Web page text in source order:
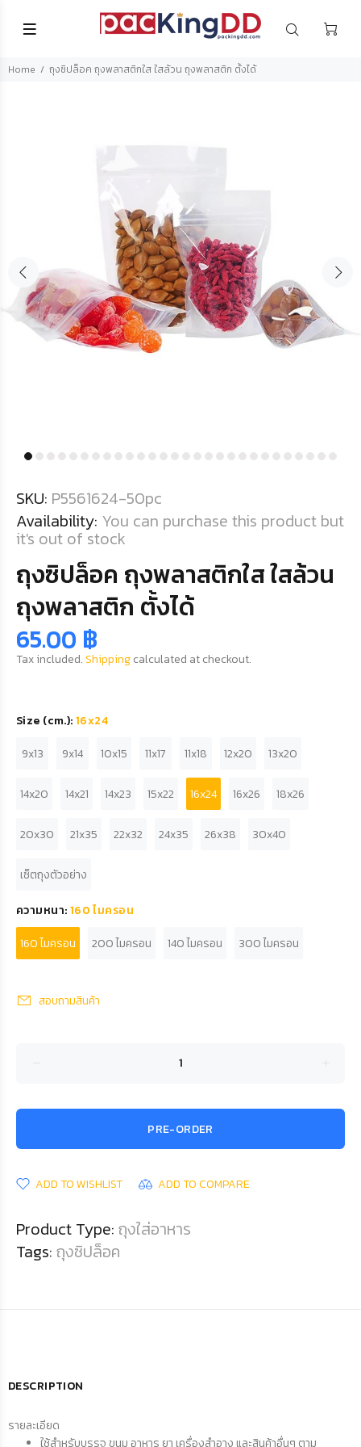
Home ถุงซิปล็อค ถุงพลาสติกใส ใสล้วน ถุงพลาสติก ตั้งได้
SKU: P5561624-50pc
Availability: You can purchase this product but
it's out of stock
ถุงซิปล็อค ถุงพลาสติกใส ใสล้วน
ถุงพลาสติก ตั้งได้
65.00 ฿
Tax included.Shippingcalculated at checkout.
Size (cm.):16x24
9x13
9x14 10x15 11x17 11x18 12x20 13x20
14x20 14x21 14x23 15x22 16x24 16x26 18x26
20x30 21x35 22x32 24x35 26x38 30x40
เซ็ตถุงตัวอย่าง
ความหนา:160 ไมครอน
160 ไมครอน
200 ไมครอน 140 ไมครอน 300 ไมครอน
สอบถามสินค้า
PRE-ORDER
ADD TO WISHLIST ADD TO COMPARE
Product Type: ถุงใส่อาหาร
Tags: ถุงซิปล็อค
DESCRIPTION
รายละเอียด
ใช้สำหรับบรรจุ ขนม อาหาร ยา เครื่องสำอาง และสินค้าอื่นๆ ตาม